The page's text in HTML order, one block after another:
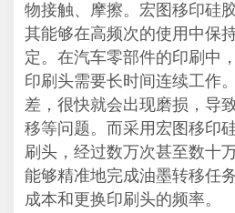
物接触、摩擦。宏图移印硅
其能够在高频次的使用中保
定。在汽车零部件的印刷中
印刷头需要长时间连续工作
差，很快就会出现磨损，导
移等问题。而采用宏图移印
刷头，经过数万次甚至数十
能够精准地完成油墨转移任
成本和更换印刷头的频率。